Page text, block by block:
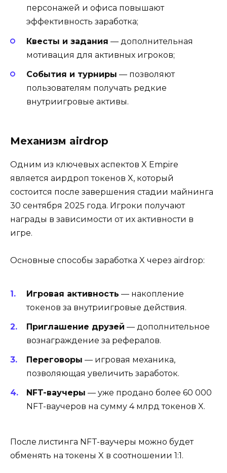
персонажей и офиса повышают
эффективность заработка;
Квесты и задания — дополнительная
мотивация для активных игроков;
События и турниры — позволяют
пользователям получать редкие
внутриигровые активы.
Механизм airdrop
Одним из ключевых аспектов X Empire
является аирдроп токенов X, который
состоится после завершения стадии майнинга
30 сентября 2025 года. Игроки получают
награды в зависимости от их активности в
игре.
Основные способы заработка X через airdrop:
Игровая активность — накопление
токенов за внутриигровые действия.
Приглашение друзей — дополнительное
вознаграждение за рефералов.
Переговоры — игровая механика,
позволяющая увеличить заработок.
NFT-ваучеры — уже продано более 60 000
NFT-ваучеров на сумму 4 млрд токенов X.
После листинга NFT-ваучеры можно будет
обменять на токены X в соотношении 1:1.